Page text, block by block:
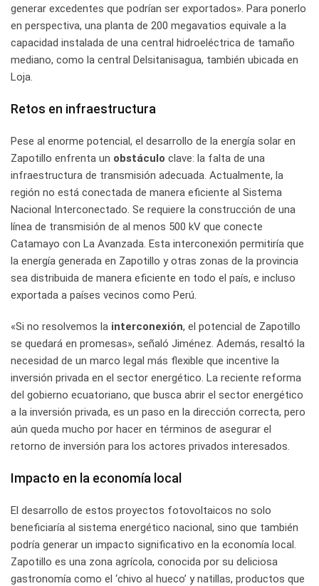
generar excedentes que podrían ser exportados». Para ponerlo
en perspectiva, una planta de 200 megavatios equivale a la
capacidad instalada de una central hidroeléctrica de tamaño
mediano, como la central Delsitanisagua, también ubicada en
Loja.
Retos en infraestructura
Pese al enorme potencial, el desarrollo de la energía solar en
Zapotillo enfrenta un obstáculo clave: la falta de una
infraestructura de transmisión adecuada. Actualmente, la
región no está conectada de manera eficiente al Sistema
Nacional Interconectado. Se requiere la construcción de una
línea de transmisión de al menos 500 kV que conecte
Catamayo con La Avanzada. Esta interconexión permitiría que
la energía generada en Zapotillo y otras zonas de la provincia
sea distribuida de manera eficiente en todo el país, e incluso
exportada a países vecinos como Perú.
«Si no resolvemos la interconexión, el potencial de Zapotillo
se quedará en promesas», señaló Jiménez. Además, resaltó la
necesidad de un marco legal más flexible que incentive la
inversión privada en el sector energético. La reciente reforma
del gobierno ecuatoriano, que busca abrir el sector energético
a la inversión privada, es un paso en la dirección correcta, pero
aún queda mucho por hacer en términos de asegurar el
retorno de inversión para los actores privados interesados.
Impacto en la economía local
El desarrollo de estos proyectos fotovoltaicos no solo
beneficiaría al sistema energético nacional, sino que también
podría generar un impacto significativo en la economía local.
Zapotillo es una zona agrícola, conocida por su deliciosa
gastronomía como el ‘chivo al hueco’ y natillas, productos que